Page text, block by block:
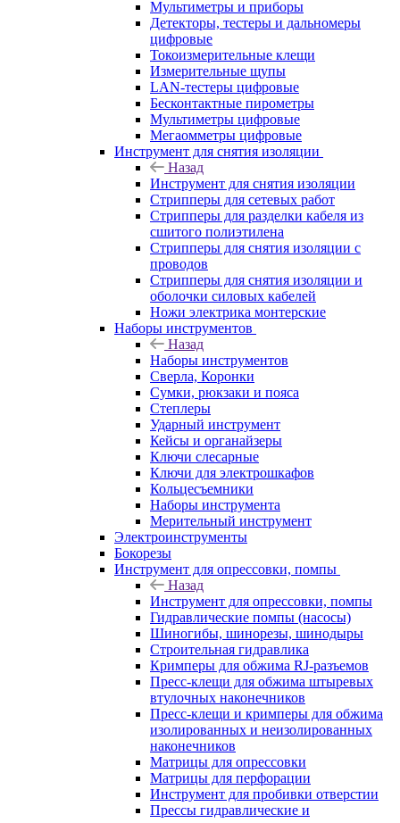
Мультиметры и приборы
Детекторы, тестеры и дальномеры
цифровые
Токоизмерительные клещи
Измерительные щупы
LAN-тестеры цифровые
Бесконтактные пирометры
Мультиметры цифровые
Мегаомметры цифровые
Инструмент для снятия изоляции
Назад
Инструмент для снятия изоляции
Стрипперы для сетевых работ
Стрипперы для разделки кабеля из
сшитого полиэтилена
Cтрипперы для снятия изоляции с
проводов
Стрипперы для снятия изоляции и
оболочки силовых кабелей
Ножи электрика монтерские
Наборы инструментов
Назад
Наборы инструментов
Сверла, Коронки
Сумки, рюкзаки и пояса
Степлеры
Ударный инструмент
Кейсы и органайзеры
Ключи слесарные
Ключи для электрошкафов
Кольцесъемники
Наборы инструмента
Мерительный инструмент
Электроинструменты
Бокорезы
Инструмент для опрессовки, помпы
Назад
Инструмент для опрессовки, помпы
Гидравлические помпы (насосы)
Шиногибы, шинорезы, шинодыры
Строительная гидравлика
Кримперы для обжима RJ-разъемов
Пресс-клещи для обжима штыревых
втулочных наконечников
Пресс-клещи и кримперы для обжима
изолированных и неизолированных
наконечников
Матрицы для опрессовки
Матрицы для перфорации
Инструмент для пробивки отверстии
Прессы гидравлические и